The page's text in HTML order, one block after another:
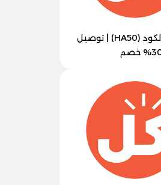
كود kul| الكود (HA50) | توصيل